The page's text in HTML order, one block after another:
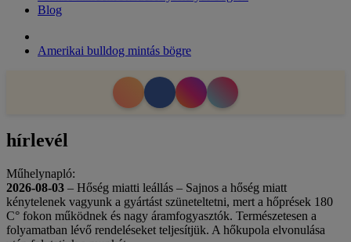
Blog
Amerikai bulldog mintás bögre
hírlevél
Műhelynapló:
2026-08-03 – Hőség miatti leállás – Sajnos a hőség miatt
kénytelenek vagyunk a gyártást szüneteltetni, mert a hőprések 180
C° fokon működnek és nagy áramfogyasztók. Természetesen a
folyamatban lévő rendeléseket teljesítjük. A hőkupola elvonulása